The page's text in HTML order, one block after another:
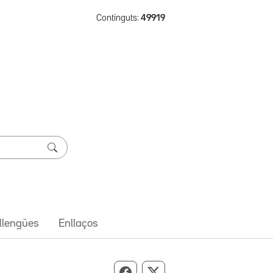
Continguts: 49919
Enllaços